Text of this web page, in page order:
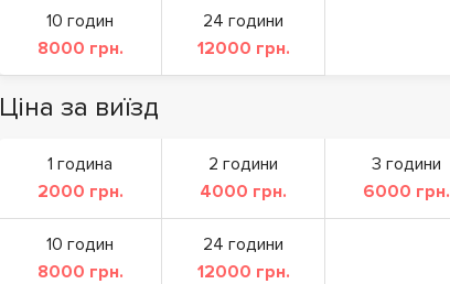
10 годин
8000 грн.
24 години
12000 грн.
Ціна за виїзд
1 година
2000 грн.
2 години
4000 грн.
3 години
6000 грн.
10 годин
8000 грн.
24 години
12000 грн.